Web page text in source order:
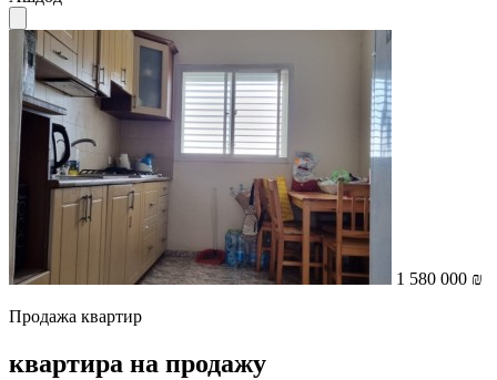
1 580 000 ₪
Продажа квартир
квартира на продажу